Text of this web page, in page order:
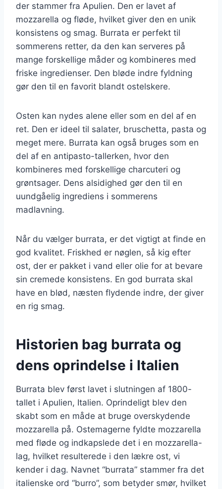
der stammer fra Apulien. Den er lavet af
mozzarella og fløde, hvilket giver den en unik
konsistens og smag. Burrata er perfekt til
sommerens retter, da den kan serveres på
mange forskellige måder og kombineres med
friske ingredienser. Den bløde indre fyldning
gør den til en favorit blandt ostelskere.
Osten kan nydes alene eller som en del af en
ret. Den er ideel til salater, bruschetta, pasta og
meget mere. Burrata kan også bruges som en
del af en antipasto-tallerken, hvor den
kombineres med forskellige charcuteri og
grøntsager. Dens alsidighed gør den til en
uundgåelig ingrediens i sommerens
madlavning.
Når du vælger burrata, er det vigtigt at finde en
god kvalitet. Friskhed er nøglen, så kig efter
ost, der er pakket i vand eller olie for at bevare
sin cremede konsistens. En god burrata skal
have en blød, næsten flydende indre, der giver
en rig smag.
Historien bag burrata og
dens oprindelse i Italien
Burrata blev først lavet i slutningen af 1800-
tallet i Apulien, Italien. Oprindeligt blev den
skabt som en måde at bruge overskydende
mozzarella på. Ostemagerne fyldte mozzarella
med fløde og indkapslede det i en mozzarella-
lag, hvilket resulterede i den lækre ost, vi
kender i dag. Navnet “burrata” stammer fra det
italienske ord “burro”, som betyder smør, hvilket